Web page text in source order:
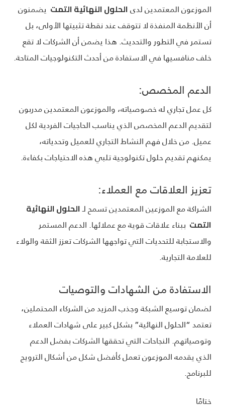
الموزعون المعتمدين لدىالحلول النهائية التمت يضمنون
أن الأنظمة المنفذة لا تتوقف عند نقطة تثبيتها الأولى، بل
تستمر في التطور والتحديث. هذا يضمن أن الشركات لا تقع
خلف منافسيها في الاستفادة من أحدث التكنولوجيات المتاحة.
الدعم المخصص:
كل عمل تجاري له خصوصياته، والموزعون المعتمدين مدربون
لتقديم الدعم المخصص الذي يناسب الحاجيات الفردية لكل
عميل. من خلال فهم النشاط التجاري للعميل وتحدياته،
يمكنهم تقديم حلول تكنولوجية تلبي هذه الاحتياجات بكفاءة.
تعزيز العلاقات مع العملاء:
الشراكة مع الموزعين المعتمدين تسمح لـالحلول النهائية
التمت ببناء علاقات قوية مع عملائها. الدعم المستمر
والاستجابة للتحديات التي تواجهها الشركات تعزز الثقة والولاء
للعلامة التجارية.
الاستفادة من الشهادات والتوصيات
لضمان توسيع الشبكة وجذب المزيد من الشركاء المحتملين،
تعتمد “الحلول النهائية” بشكل كبير على شهادات العملاء
وتوصياتهم. النجاحات التي تحققها الشركات بفضل الدعم
الذي يقدمه الموزعون تعمل كأفضل شكل من أشكال الترويج
للبرنامج.
ختامًا